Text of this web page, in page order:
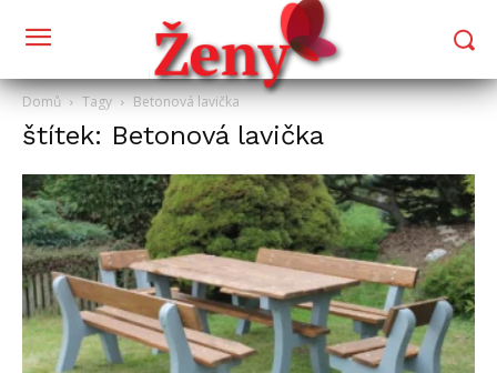
Domů Tagy Betonová lavička
štítek: Betonová lavička